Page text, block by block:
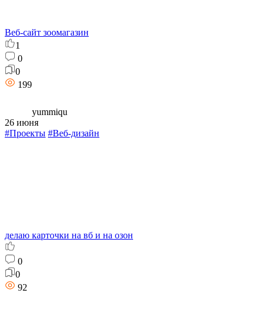
Веб-сайт зоомагазин
1
0
0
199
yummiqu
26 июня
#Проекты #Веб-дизайн
делаю карточки на вб и на озон
0
0
92